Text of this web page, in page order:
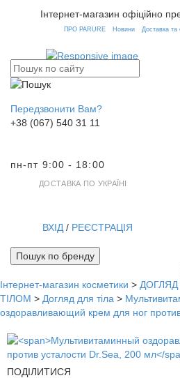
Інтернет-магазин офіційно
ПРО PARURE Новини Доставка та
Передзвонити Вам?
+38 (067) 540 31 11
пн-пт 9:00 - 18:00
ДОСТАВКА ПО УКРАЇНІ
ВХІД / РЕЄСТРАЦІЯ
Пошук по бренду
Інтернет-магазин косметики > ДОГЛЯД
ТІЛОМ > Догляд для тіла >
оздоравливающий крем для ног
ПОДІЛИТИСЯ